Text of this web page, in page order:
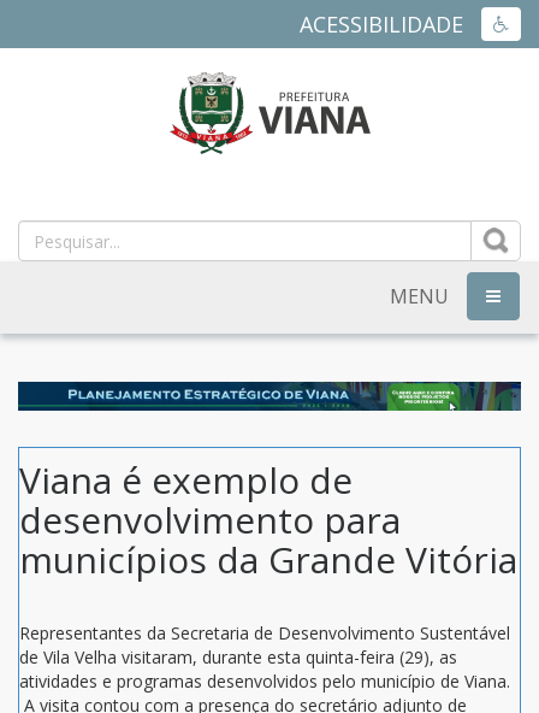
ACESSIBILIDADE
MUNICIPAL
DE
VIANA
ES
MENU
Viana é exemplo de
desenvolvimento para
municípios da Grande Vitória
Representantes da Secretaria de Desenvolvimento Sustentável
de Vila Velha visitaram, durante esta quinta-feira (29), as
atividades e programas desenvolvidos pelo município de Viana.
A visita contou com a presença do secretário adjunto de